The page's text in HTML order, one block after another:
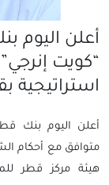
أعلن اليوم
“كويت
استراتيجية بقيمة 150 مليون
أعلن اليوم بنك
متوافق مع أحكام
هيئة مركز قطر